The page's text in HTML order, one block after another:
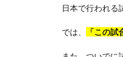
日本で行われる
では、 「この